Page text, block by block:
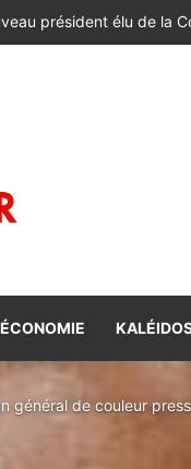
lionnes de l’Atlas
ÉCONOMIE
général de couleur